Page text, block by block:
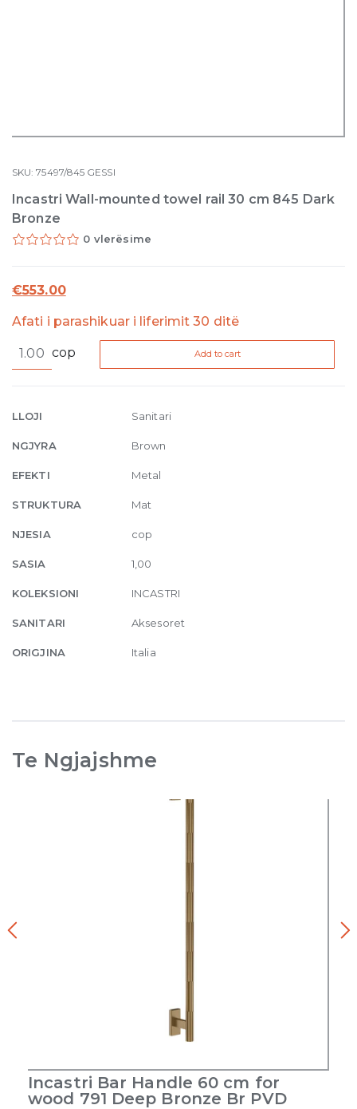
SKU:75497/845 GESSI
Incastri Wall-mounted towel rail 30 cm 845 Dark
Bronze
0 vlerësime
€553.00
Afati i parashikuar i liferimit 30 ditë
Wall-
rail
cm
845
Bronze
quantity
cop Add to cart
LLOJI Sanitari
NGJYRA Brown
EFEKTI Metal
STRUKTURA Mat
NJESIA cop
SASIA 1,00
KOLEKSIONI INCASTRI
SANITARI Aksesoret
ORIGJINA Italia
Te Ngjajshme
Incastri Bar Handle 60 cm for
wood 791 Deep Bronze Br PVD